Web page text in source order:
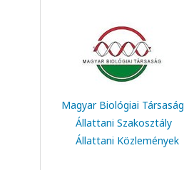
Magyar Biológiai Társaság
Állattani Szakosztály
Állattani Közlemények